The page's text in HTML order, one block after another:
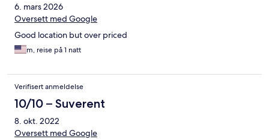
6. mars 2026
Oversett med Google
Good location but over priced
m, reise på 1 natt
Verifisert anmeldelse
10/10 – Suverent
8. okt. 2022
Oversett med Google